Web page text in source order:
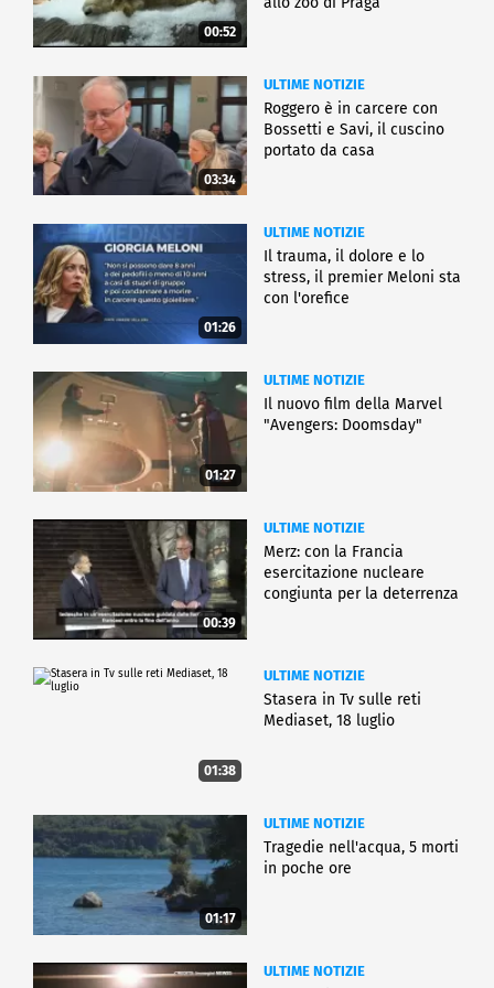
00:52
03:34
ULTIME NOTIZIE
Roggero è in carcere con
Bossetti e Savi, il cuscino
portato da casa
01:26
ULTIME NOTIZIE
Il trauma, il dolore e lo
stress, il premier Meloni sta
con l'orefice
01:27
ULTIME NOTIZIE
Il nuovo film della Marvel
"Avengers: Doomsday"
00:39
ULTIME NOTIZIE
Merz: con la Francia
esercitazione nucleare
congiunta per la deterrenza
01:38
ULTIME NOTIZIE
Stasera in Tv sulle reti
Mediaset, 18 luglio
01:17
ULTIME NOTIZIE
Tragedie nell'acqua, 5 morti
in poche ore
ULTIME NOTIZIE